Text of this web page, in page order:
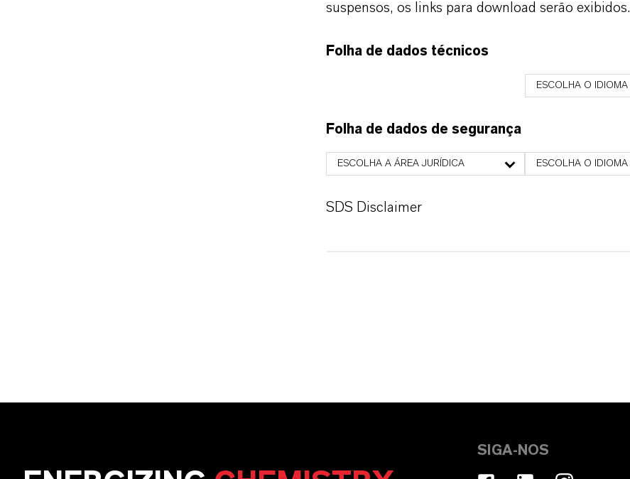
suspensos, os links para download serão exibidos.
Folha de dados técnicos
ESCOLHA O IDIOMA
Folha de dados de segurança
ESCOLHA A ÁREA JURÍDICA ESCOLHA O IDIOMA
SDS Disclaimer
SIGA-NOS